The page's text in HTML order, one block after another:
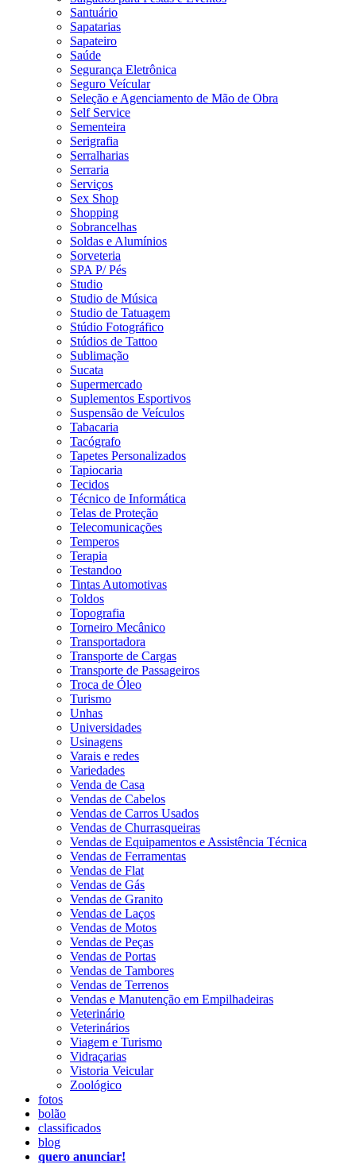
Santuário
Sapatarias
Sapateiro
Saúde
Segurança Eletrônica
Seguro Veícular
Seleção e Agenciamento de Mão de Obra
Self Service
Sementeira
Serigrafia
Serralharias
Serraria
Serviços
Sex Shop
Shopping
Sobrancelhas
Soldas e Alumínios
Sorveteria
SPA P/ Pés
Studio
Studio de Música
Studio de Tatuagem
Stúdio Fotográfico
Stúdios de Tattoo
Sublimação
Sucata
Supermercado
Suplementos Esportivos
Suspensão de Veículos
Tabacaria
Tacógrafo
Tapetes Personalizados
Tapiocaria
Tecidos
Técnico de Informática
Telas de Proteção
Telecomunicações
Temperos
Terapia
Testandoo
Tintas Automotivas
Toldos
Topografia
Torneiro Mecânico
Transportadora
Transporte de Cargas
Transporte de Passageiros
Troca de Óleo
Turismo
Unhas
Universidades
Usinagens
Varais e redes
Variedades
Venda de Casa
Vendas de Cabelos
Vendas de Carros Usados
Vendas de Churrasqueiras
Vendas de Equipamentos e Assistência Técnica
Vendas de Ferramentas
Vendas de Flat
Vendas de Gás
Vendas de Granito
Vendas de Laços
Vendas de Motos
Vendas de Peças
Vendas de Portas
Vendas de Tambores
Vendas de Terrenos
Vendas e Manutenção em Empilhadeiras
Veterinário
Veterinários
Viagem e Turismo
Vidraçarias
Vistoria Veicular
Zoológico
fotos
bolão
classificados
blog
quero anunciar!